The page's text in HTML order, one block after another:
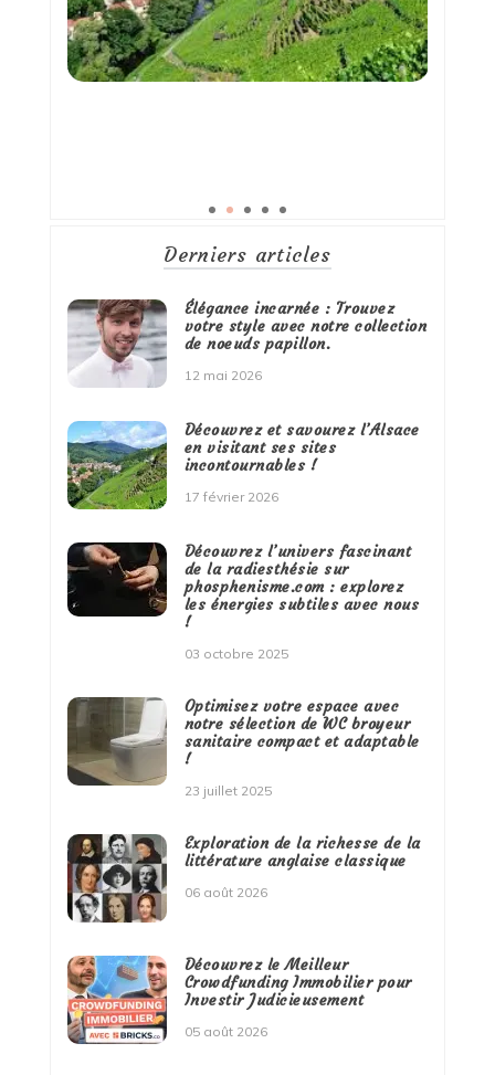
Derniers articles
Élégance incarnée : Trouvez
votre style avec notre collection
de noeuds papillon.
12 mai 2026
Découvrez et savourez l’Alsace
en visitant ses sites
incontournables !
17 février 2026
Découvrez l’univers fascinant
de la radiesthésie sur
phosphenisme.com : explorez
les énergies subtiles avec nous
!
03 octobre 2025
Optimisez votre espace avec
notre sélection de WC broyeur
sanitaire compact et adaptable
!
23 juillet 2025
Exploration de la richesse de la
littérature anglaise classique
06 août 2026
Découvrez le Meilleur
Crowdfunding Immobilier pour
Investir Judicieusement
05 août 2026